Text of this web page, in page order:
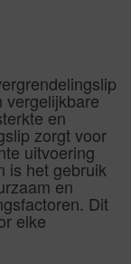
vergelijkbare
en
zorgt voor
uitvoering
is het gebruik
en
Dit
elke